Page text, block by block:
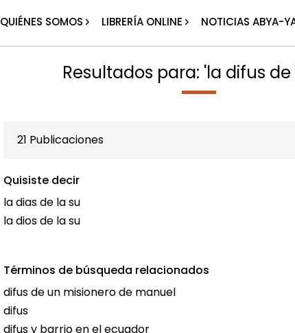
QUIÉNES SOMOS LIBRERÍA ONLINE NOTICIAS ABYA-
Resultados para: 'la difus de
21 Publicaciones
Quisiste decir
la dias de la su
la dios de la su
Términos de búsqueda relacionados
difus de un misionero de manuel
difus
difus y barrio en el ecuador